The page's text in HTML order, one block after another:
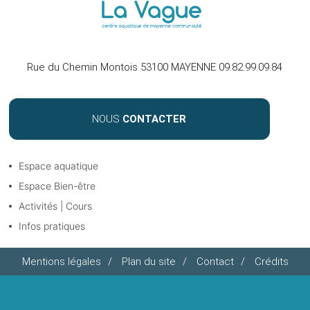
Rue du Chemin Montois 53100 MAYENNE 09.82.99.09.84
NOUS CONTACTER
Espace aquatique
Espace Bien-être
Activités | Cours
Infos pratiques
Mentions légales / Plan du site / Contact / Crédits